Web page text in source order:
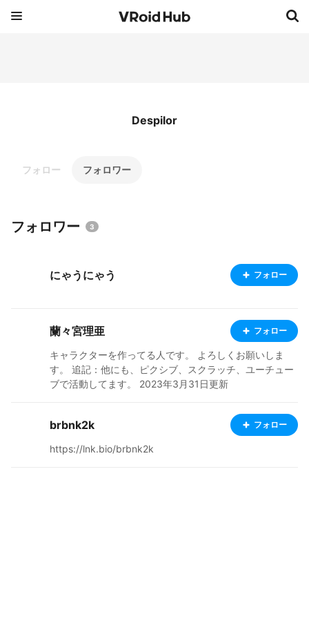
Despilor
フォロー フォロワー
フォロワー 3
にゃうにゃう フォロー
蘭々宮理亜 フォロー
キャラクターを作ってる人です。 よろしくお願いしま
す。 追記：他にも、ピクシブ、スクラッチ、ユーチュー
ブで活動してます。 2023年3月31日更新
brbnk2k フォロー
https://lnk.bio/brbnk2k